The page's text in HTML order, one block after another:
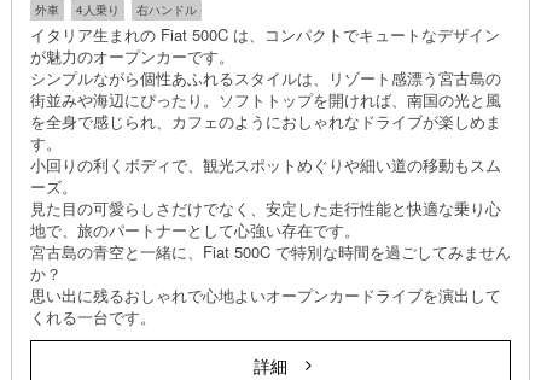
外車 4人乗り 右ハンドル
イタリア生まれの Fiat 500C は、コンパクトでキュートなデザイン
が魅力のオープンカーです。
シンプルながら個性あふれるスタイルは、リゾート感漂う宮古島の
街並みや海辺にぴったり。ソフトトップを開ければ、南国の光と風
を全身で感じられ、カフェのようにおしゃれなドライブが楽しめま
す。
小回りの利くボディで、観光スポットめぐりや細い道の移動もスム
ーズ。
見た目の可愛らしさだけでなく、安定した走行性能と快適な乗り心
地で、旅のパートナーとして心強い存在です。
宮古島の青空と一緒に、Fiat 500C で特別な時間を過ごしてみません
か？
思い出に残るおしゃれで心地よいオープンカードライブを演出して
くれる一台です。
詳細